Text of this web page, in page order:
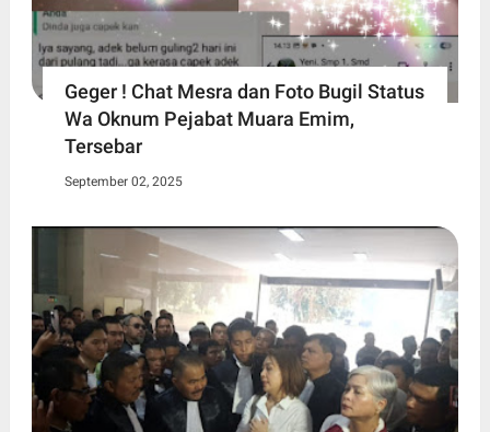
Geger ! Chat Mesra dan Foto Bugil Status
Wa Oknum Pejabat Muara Emim,
Tersebar
September 02, 2025